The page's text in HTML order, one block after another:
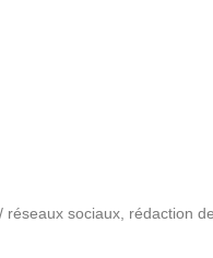
sociaux, rédaction